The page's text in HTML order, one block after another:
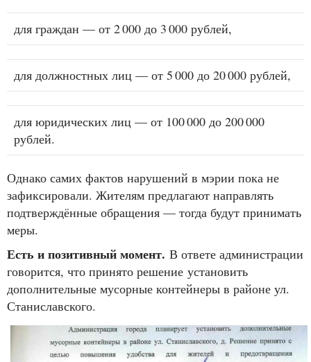
для граждан — от 2 000 до 3 000 рублей,
для должностных лиц — от 5 000 до 20 000 рублей,
для юридических лиц — от 100 000 до 200 000
рублей.
Однако самих фактов нарушений в мэрии пока не
зафиксировали. Жителям предлагают направлять
подтверждённые обращения — тогда будут принимать
меры.
Есть и позитивный момент. В ответе администрации
говорится, что принято решение установить
дополнительные мусорные контейнеры в районе ул.
Станиславского.